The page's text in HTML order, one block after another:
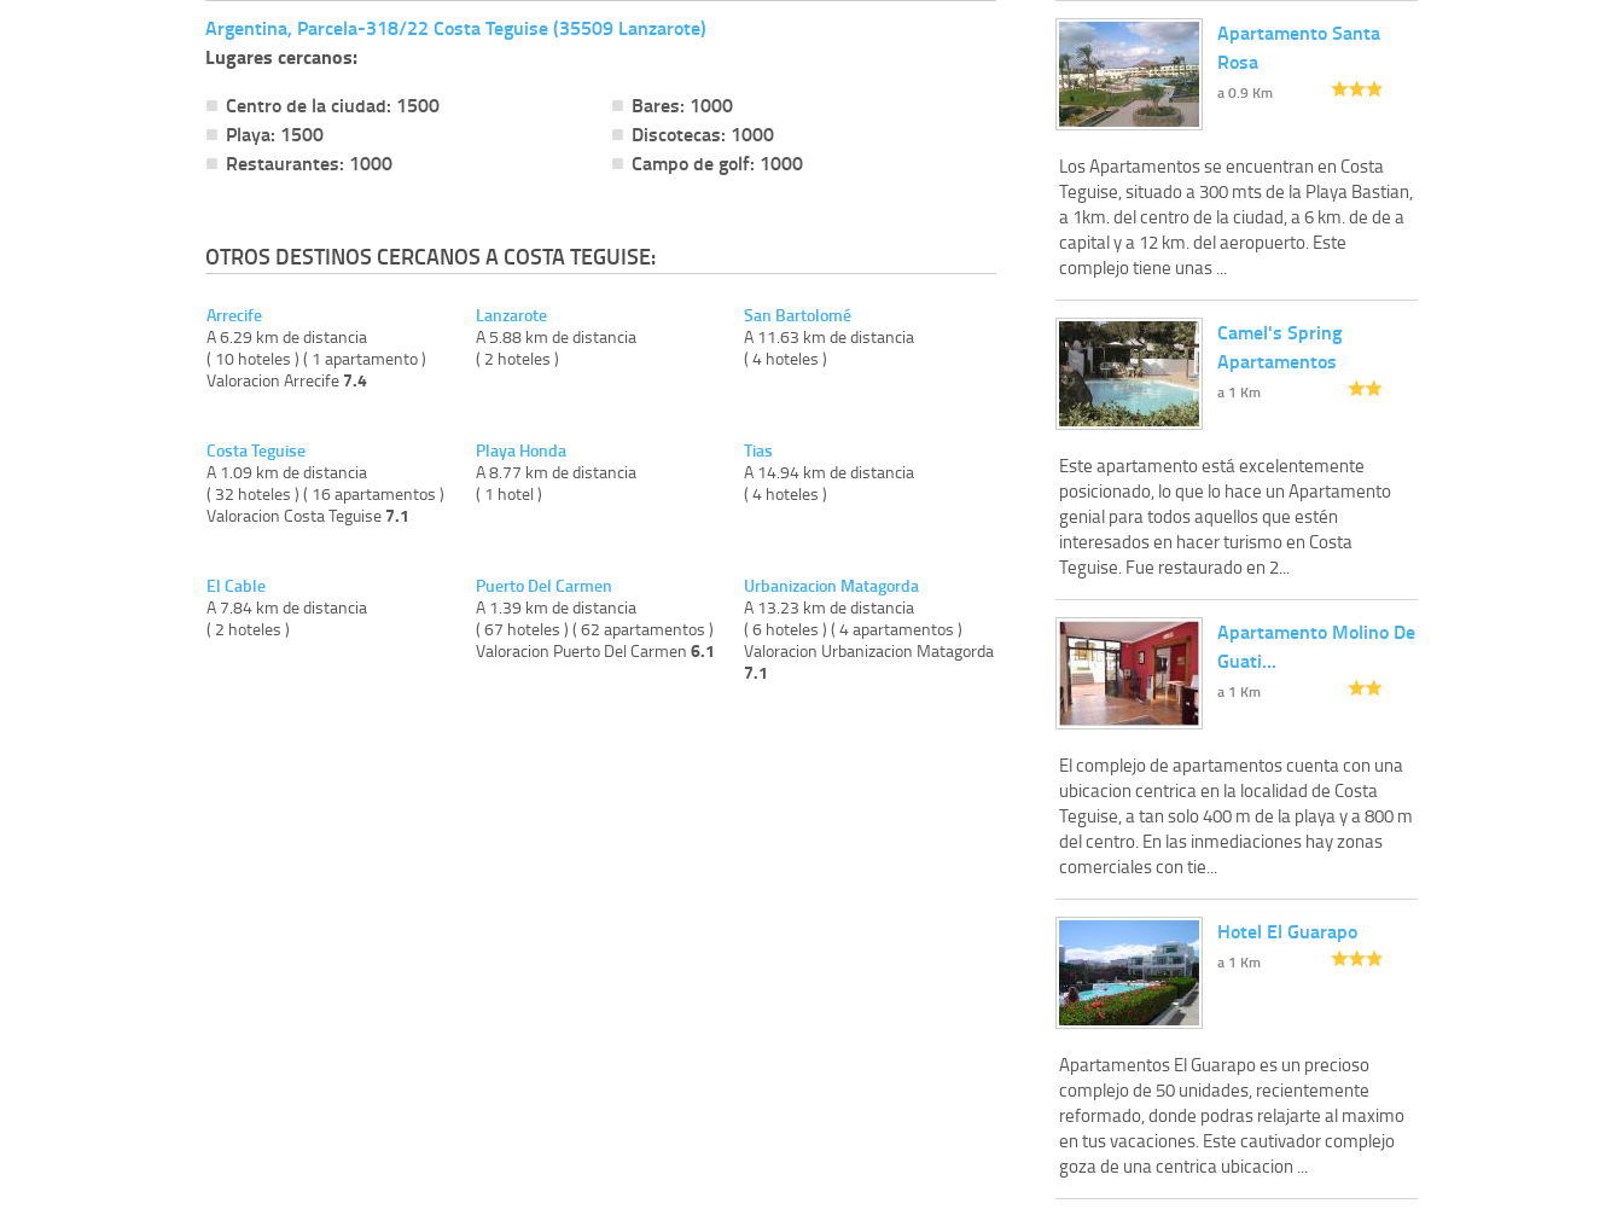
Argentina, Parcela-318/22 Costa Teguise (35509 Lanzarote)
Lugares cercanos:
Centro de la ciudad: 1500
Playa: 1500
Restaurantes: 1000
Bares: 1000
Discotecas: 1000
Campo de golf: 1000
OTROS DESTINOS CERCANOS A COSTA TEGUISE:
Arrecife
A 6.29 km de distancia
( 10 hoteles ) ( 1 apartamento )
Valoracion Arrecife 7.4
Costa Teguise
A 1.09 km de distancia
( 32 hoteles ) ( 16 apartamentos )
Valoracion Costa Teguise 7.1
El Cable
A 7.84 km de distancia
( 2 hoteles )
Lanzarote
A 5.88 km de distancia
( 2 hoteles )
Playa Honda
A 8.77 km de distancia
( 1 hotel )
Puerto Del Carmen
A 1.39 km de distancia
( 67 hoteles ) ( 62 apartamentos )
Valoracion Puerto Del Carmen 6.1
San Bartolomé
A 11.63 km de distancia
( 4 hoteles )
Tias
A 14.94 km de distancia
( 4 hoteles )
Urbanizacion Matagorda
A 13.23 km de distancia
( 6 hoteles ) ( 4 apartamentos )
Valoracion Urbanizacion Matagorda
7.1
Apartamento Santa
Rosa
a 0.9 Km
Los Apartamentos se encuentran en Costa
Teguise, situado a 300 mts de la Playa Bastian,
a 1km. del centro de la ciudad, a 6 km. de de a
capital y a 12 km. del aeropuerto. Este
complejo tiene unas ...
Camel's Spring
Apartamentos
a 1 Km
Este apartamento está excelentemente
posicionado, lo que lo hace un Apartamento
genial para todos aquellos que estén
interesados en hacer turismo en Costa
Teguise. Fue restaurado en 2...
Apartamento Molino De
Guati…
a 1 Km
El complejo de apartamentos cuenta con una
ubicacion centrica en la localidad de Costa
Teguise, a tan solo 400 m de la playa y a 800 m
del centro. En las inmediaciones hay zonas
comerciales con tie...
Hotel El Guarapo
a 1 Km
Apartamentos El Guarapo es un precioso
complejo de 50 unidades, recientemente
reformado, donde podras relajarte al maximo
en tus vacaciones. Este cautivador complejo
goza de una centrica ubicacion ...